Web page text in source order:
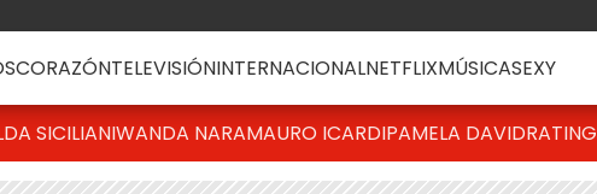
CORAZÓNTELEVISIÓNINTERNACIONALNETFLIXMÚSICASEXY
SICILIANIWANDA NARAMAURO ICARDIPAMELA DAVIDRATING